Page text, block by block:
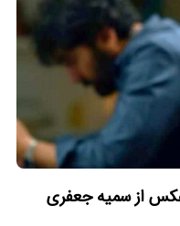
عکس از سمیه جعفری